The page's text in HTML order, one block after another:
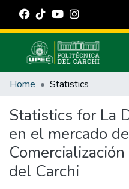
Communities & Collections
Estadísticas Externas
Manuales
Home Statistics
Statistics for La
en el mercado
del Carchi